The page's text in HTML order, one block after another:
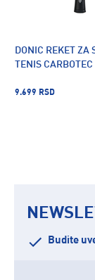
DONIC REKET ZA
TENIS
9.699 RSD
Budite